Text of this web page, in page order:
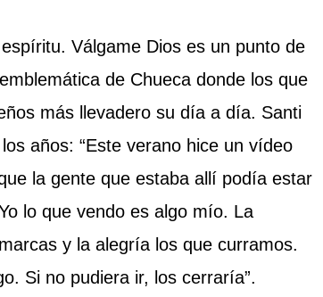
Válgame Dios es un punto de
de Chueca donde los que
más llevadero su día a día. Santi
años: “Este verano hice un vídeo
la gente que estaba allí podía estar
lo que vendo es algo mío. La
y la alegría los que curramos.
Si no pudiera ir, los cerraría”.